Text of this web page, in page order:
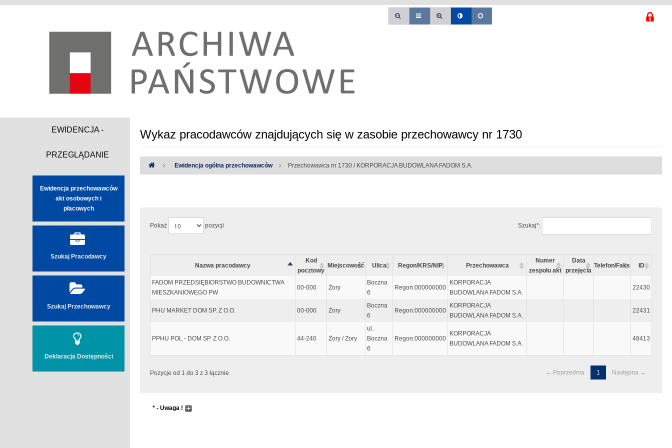
EWIDENCJA -
PRZEGLĄDANIE
Ewidencja przechowawców
akt osobowych i
płacowych
Szukaj Pracodawcy
Szukaj Przechowawcy
Deklaracja Dostępności
Wykaz pracodawców znajdujących się w zasobie przechowawcy nr 1730
Ewidencja ogólna przechowawców Przechowawca nr 1730 / KORPORACJA BUDOWLANA FADOM S.A.
Pokaż pozycji Szukaj*:
Nazwa pracodawcy
Kod
pocztowy
Miejscowość Ulica Regon/KRS/NIP Przechowawca
Numer
zespołu akt
Data
przejęcia
Telefon/Faks ID
FADOM PRZEDSIĘBIORSTWO BUDOWNICTWA
MIESZKANIOWEGO PW
00-000 Żory
Boczna
6
Regon:000000000
KORPORACJA
BUDOWLANA FADOM S.A.
22430
PHU MARKET DOM SP. Z O.O. 00-000 Żory
Boczna
6
Regon:000000000
KORPORACJA
BUDOWLANA FADOM S.A.
22431
PPHU POL - DOM SP. Z O.O. 44-240 Żory / Zory
ul.
Boczna
6
Regon:000000000
KORPORACJA
BUDOWLANA FADOM S.A.
48413
Pozycje od 1 do 3 z 3 łącznie ← Poprzednia 1 Następna →
* - Uwaga !